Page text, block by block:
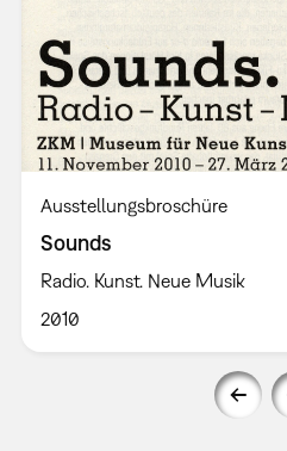
Ausstellungsbroschüre
Sounds
Radio. Kunst. Neue Musik
2010